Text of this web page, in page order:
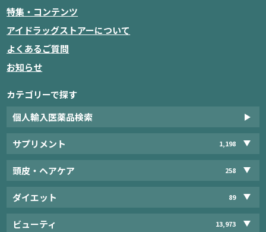
特集・コンテンツ
アイドラッグストアーについて
よくあるご質問
お知らせ
カテゴリーで探す
個人輸入医薬品検索
サプリメント 1,198
頭皮・ヘアケア 258
ダイエット 89
ビューティ 13,973